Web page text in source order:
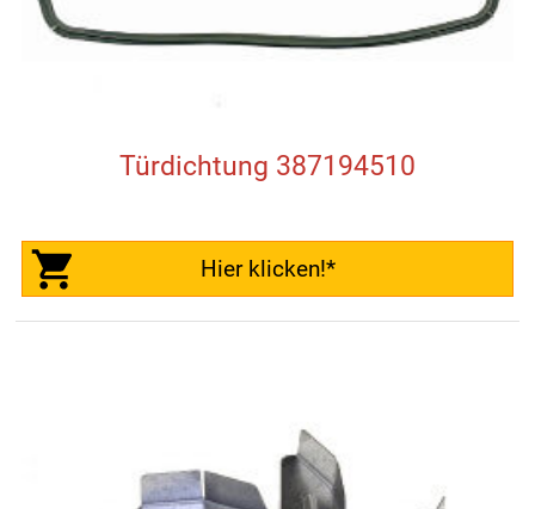
Türdichtung 387194510
Hier klicken!*